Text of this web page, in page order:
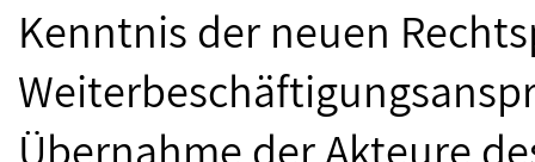
Kenntnis der neuen